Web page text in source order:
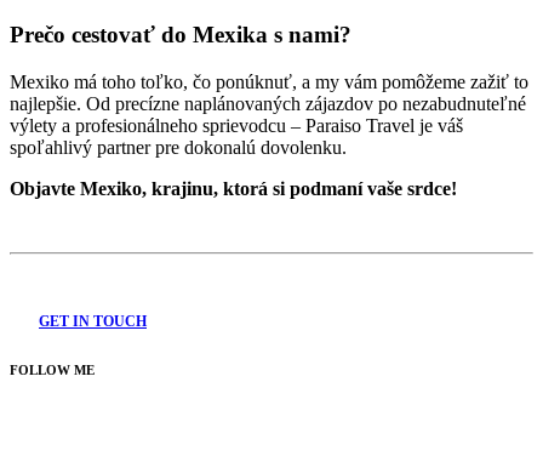
Prečo cestovať do Mexika s nami?
Mexiko má toho toľko, čo ponúknuť, a my vám pomôžeme zažiť to
najlepšie. Od precízne naplánovaných zájazdov po nezabudnuteľné
výlety a profesionálneho sprievodcu – Paraiso Travel je váš
spoľahlivý partner pre dokonalú dovolenku.
Objavte Mexiko, krajinu, ktorá si podmaní vaše srdce!
GET IN TOUCH
FOLLOW ME